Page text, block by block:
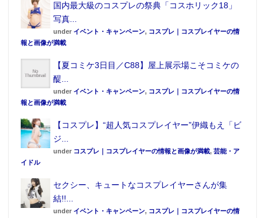
国内最大級のコスプレの祭典「コスホリック18」
写真...
under イベント・キャンペーン, コスプレ｜コスプレイヤーの情
報と画像が満載
【夏コミケ3日目／C88】屋上展示場こそコミケの
醍...
under イベント・キャンペーン, コスプレ｜コスプレイヤーの情
報と画像が満載
【コスプレ】“超人気コスプレイヤー”伊織もえ「ビ
ジ...
under コスプレ｜コスプレイヤーの情報と画像が満載, 芸能・ア
イドル
セクシー、キュートなコスプレイヤーさんが集
結!!...
under イベント・キャンペーン, コスプレ｜コスプレイヤーの情